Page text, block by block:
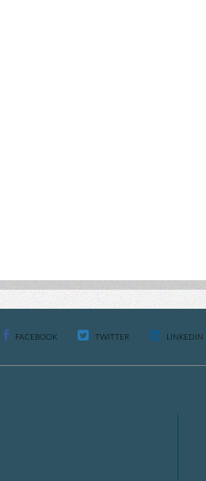
FACEBOOK TWITTER LINKEDIN